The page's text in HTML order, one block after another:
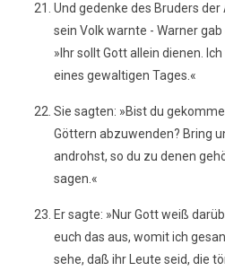
Und gedenke des Bruders der
sein Volk warnte - Warner
»Ihr sollt Gott allein dienen.
eines gewaltigen Tages.«
Sie sagten: »Bist du
Göttern abzuwenden? Bring
androhst, so du zu denen
sagen.«
Er sagte: »Nur Gott weiß
euch das aus, womit ich
sehe, daß ihr Leute seid, die